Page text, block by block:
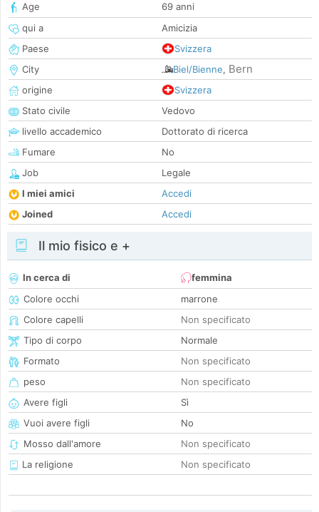
Age
69 anni
qui a
Amicizia
Paese
Svizzera
City
Biel/Bienne, Bern
origine
Svizzera
Stato civile
Vedovo
livello accademico
Dottorato di ricerca
Fumare
No
Job
Legale
I miei amici
Accedi
Joined
Accedi
Il mio fisico e +
In cerca di
femmina
Colore occhi
marrone
Colore capelli
Non specificato
Tipo di corpo
Normale
Formato
Non specificato
peso
Non specificato
Avere figli
Sì
Vuoi avere figli
No
Mosso dall'amore
Non specificato
La religione
Non specificato